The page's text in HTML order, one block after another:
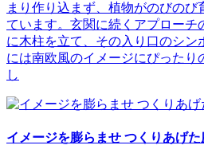
まり作り込まず、植物がのびのび
ています。玄関に続くアプローチ
に木柱を立て、その入り口のシン
には南欧風のイメージにぴったり
し
イメージを膨らませ つくりあげた